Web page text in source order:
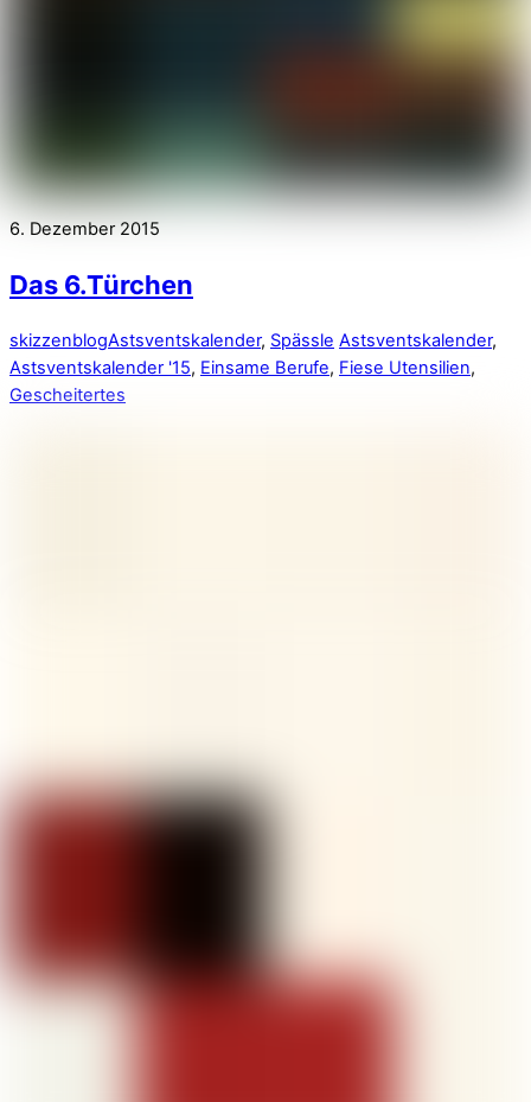
6. Dezember 2015
Das 6.Türchen
skizzenblogAstsventskalender, Spässle Astsventskalender,
Astsventskalender '15, Einsame Berufe, Fiese Utensilien,
Gescheitertes